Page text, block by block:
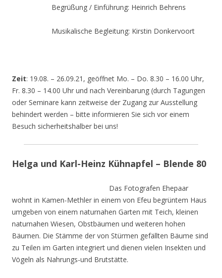
Begrüßung / Einführung: Heinrich Behrens
Musikalische Begleitung: Kirstin Donkervoort
Zeit: 19.08. – 26.09.21, geöffnet Mo. – Do. 8.30 – 16.00 Uhr,
Fr. 8.30 – 14.00 Uhr und nach Vereinbarung (durch Tagungen
oder Seminare kann zeitweise der Zugang zur Ausstellung
behindert werden – bitte informieren Sie sich vor einem
Besuch sicherheitshalber bei uns!
Helga und Karl-Heinz Kühnapfel – Blende 80
Das Fotografen Ehepaar
wohnt in Kamen-Methler in einem von Efeu begrüntem Haus
umgeben von einem naturnahen Garten mit Teich, kleinen
naturnahen Wiesen, Obstbäumen und weiteren hohen
Bäumen. Die Stämme der von Stürmen gefällten Bäume sind
zu Teilen im Garten integriert und dienen vielen Insekten und
Vögeln als Nahrungs-und Brutstätte.